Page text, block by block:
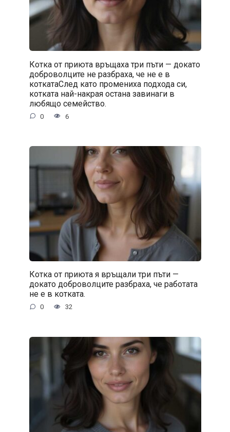
Котка от приюта връщаха три пъти — докато
доброволците не разбраха, че не е в
коткатаСлед като промениха подхода си,
котката най-накрая остана завинаги в
любящо семейство.
0 6
Котка от приюта я връщали три пъти —
докато доброволците разбраха, че работата
не е в котката.
0 32